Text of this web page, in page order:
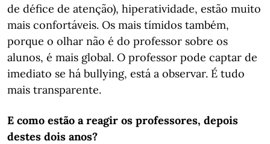
de défice de atenção), hiperatividade, estão muito
mais confortáveis. Os mais tímidos também,
porque o olhar não é do professor sobre os
alunos, é mais global. O professor pode captar de
imediato se há bullying, está a observar. É tudo
mais transparente.
E como estão a reagir os professores, depois
destes dois anos?